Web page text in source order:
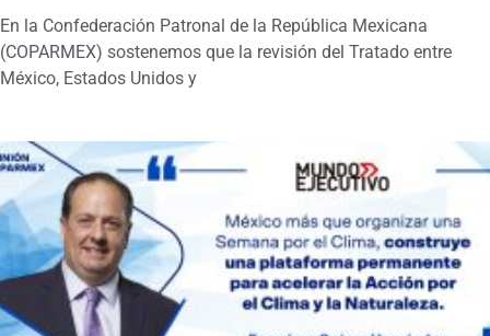
En la Confederación Patronal de la República Mexicana
(COPARMEX) sostenemos que la revisión del Tratado entre
México, Estados Unidos y